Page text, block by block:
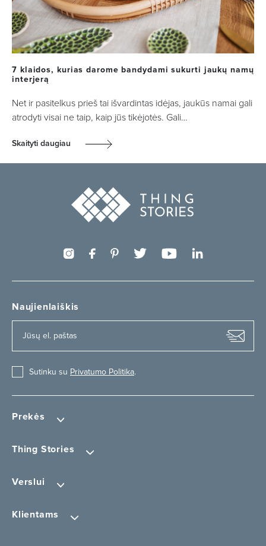
7 klaidos, kurias darome bandydami sukurti jaukų namų
interjerą
Net ir pasitelkus prieš tai išvardintas idėjas, jaukūs namai gali
atrodyti visai ne taip, kaip jūs tikėjotės. Gali…
Skaityti daugiau
Prekės
Thing Stories
Verslui
Klientams
Naujienlaiškis
Sutinku su Privatumo Politika.